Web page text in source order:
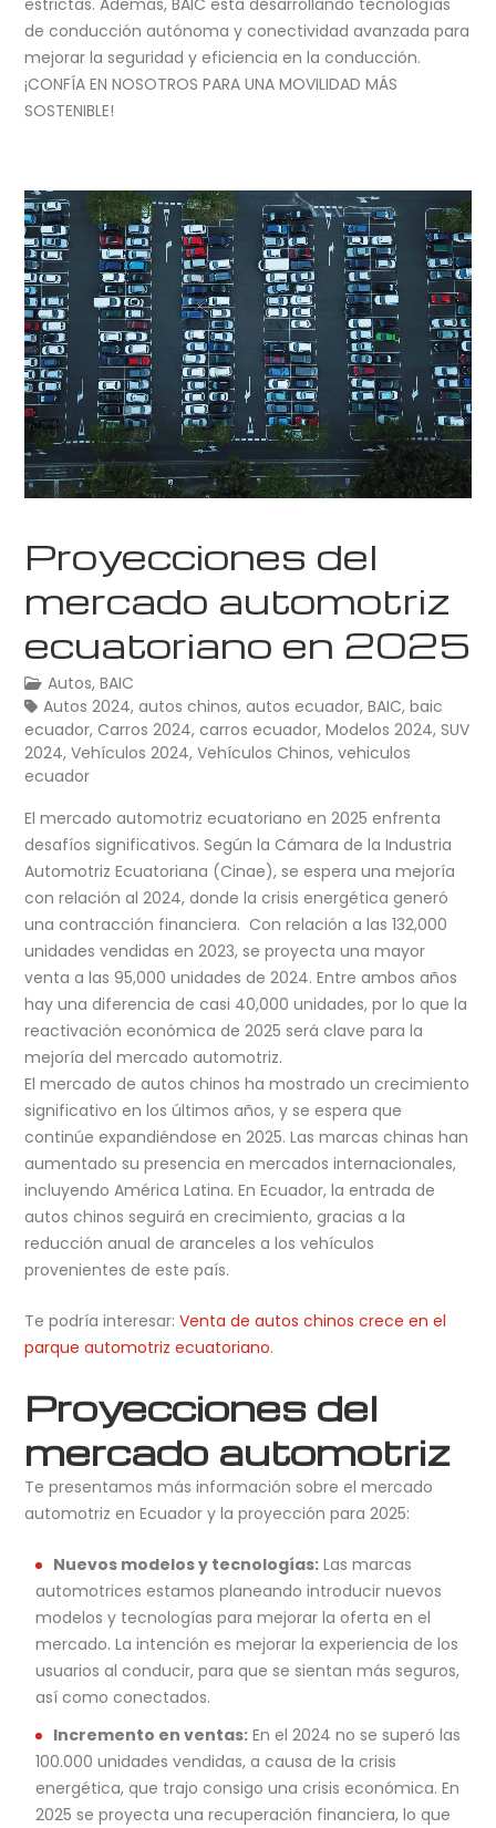
de conducción autónoma y conectividad avanzada para
mejorar la seguridad y eficiencia en la conducción.
¡CONFÍA EN NOSOTROS PARA UNA MOVILIDAD MÁS
SOSTENIBLE!
Proyecciones del
mercado automotriz
ecuatoriano en 2025
Autos,BAIC
Autos 2024,autos chinos,autos ecuador,BAIC,baic
ecuador,Carros 2024,carros ecuador,Modelos 2024,SUV
2024,Vehículos 2024,Vehículos Chinos,vehiculos
ecuador
El mercado automotriz ecuatoriano en 2025 enfrenta
desafíos significativos. Según la Cámara de la Industria
Automotriz Ecuatoriana (Cinae), se espera una mejoría
con relación al 2024, donde la crisis energética generó
una contracción financiera. Con relación a las 132,000
unidades vendidas en 2023, se proyecta una mayor
venta a las 95,000 unidades de 2024. Entre ambos años
hay una diferencia de casi 40,000 unidades, por lo que la
reactivación económica de 2025 será clave para la
mejoría del mercado automotriz.
El mercado de autos chinos ha mostrado un crecimiento
significativo en los últimos años, y se espera que
continúe expandiéndose en 2025. Las marcas chinas han
aumentado su presencia en mercados internacionales,
incluyendo América Latina. En Ecuador, la entrada de
autos chinos seguirá en crecimiento, gracias a la
reducción anual de aranceles a los vehículos
provenientes de este país.
Te podría interesar:Venta de autos chinos crece en el
parque automotriz ecuatoriano.
Proyecciones del
mercado automotriz
Te presentamos más información sobre el mercado
automotriz en Ecuador y la proyección para 2025:
Nuevos modelos y tecnologías: Las marcas
automotrices estamos planeando introducir nuevos
modelos y tecnologías para mejorar la oferta en el
mercado. La intención es mejorar la experiencia de los
usuarios al conducir, para que se sientan más seguros,
así como conectados.
Incremento en ventas: En el 2024 no se superó las
100.000 unidades vendidas, a causa de la crisis
energética, que trajo consigo una crisis económica. En
2025 se proyecta una recuperación financiera, lo que